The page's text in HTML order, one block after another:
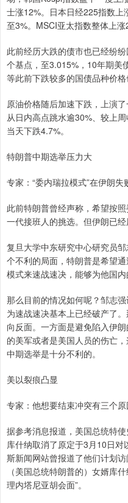
士涨12%。日本日经225指数
至3%。MSCI亚太指数整体上涨
此前经历大跌的债市也已经纷
个基点，至3.015%，10年期美
等此前下跌较多的国债品种价格
原油价格随后加速下跌，上演
从日内高点跳水逾30%、较上
当天下跌4.7%。
特朗普中期选举压力大
专家：“委内瑞拉模式”在伊朗失
此前特朗普曾经声称，希望按
一代接班人的挑选。但伊朗已经
复旦大学中东研究中心研究员
个不利的局面，特朗普是希望
模式来速战速决，能够为他国内
那么目前的情况如何呢？邹志
为速战速决基本上已经破产了
向反面。一方面是避免陷入伊
的美军或者是美国人员的伤亡
中期选举是十分不利的。
美以裂痕凸显
专家：他想要结束冲突有三个原
据参考消息报道，美国总统特
库什纳取消了原定于3月10日
斯新闻网站曾报道了他们计划
（美国总统特朗普的）女婿库
理内塔尼亚胡会面”。